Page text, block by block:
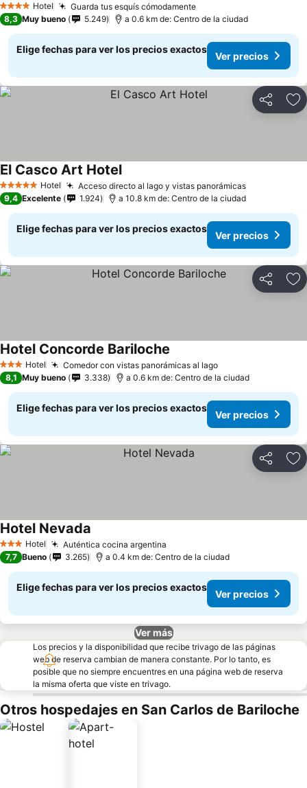
4 EstrellasHotel Guarda tus esquís cómodamenteVer precios
8,3 Muy bueno 5.249 a 0.6 km de: Centro de la ciudad
Elige fechas para ver los precios exactos
Ver precios
Compartir
5 Estrellas Hotel Acceso directo al lago y vistas panorámicasVer precios
El Casco Art HotelVer precios
9,4 Excelente 1.924 a 10.8 km de: Centro de la ciudad
Elige fechas para ver los precios exactos
Ver precios
Compartir
3 Estrellas
Hotel Comedor con vistas panorámicas al lagoVer precios
Hotel Concorde Bariloche
8,1 Muy bueno 3.338 a 0.6 km de: Centro de la ciudad
Elige fechas para ver los precios exactos
Ver precios
Compartir
3 Estrellas
Hotel Auténtica cocina argentina
Hotel Nevada
7,7 Bueno 3.265 a 0.4 km de: Centro de la ciudad
Elige fechas para ver los precios exactos
Ver precios
Ver más
Los precios y la disponibilidad que recibe trivago de las páginas
web de reserva cambian de manera constante. Por lo tanto, es
posible que no siempre encuentres en una página web de reserva
la misma oferta que viste en trivago.
Otros hospedajes en San Carlos de Bariloche